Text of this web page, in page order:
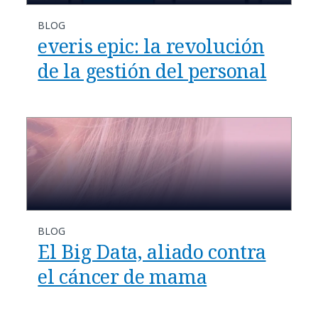
BLOG
everis epic: la revolución
de la gestión del personal
BLOG
El Big Data, aliado contra
el cáncer de mama